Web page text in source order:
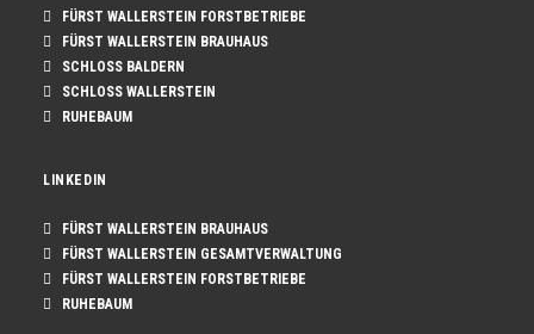
FÜRST WALLERSTEIN FORSTBETRIEBE
FÜRST WALLERSTEIN BRAUHAUS
SCHLOSS BALDERN
SCHLOSS WALLERSTEIN
RUHEBAUM
LINKEDIN
FÜRST WALLERSTEIN BRAUHAUS
FÜRST WALLERSTEIN GESAMTVERWALTUNG
FÜRST WALLERSTEIN FORSTBETRIEBE
RUHEBAUM